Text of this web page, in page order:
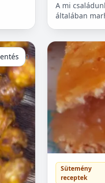
A mi
általában
0
Sütemény
receptek